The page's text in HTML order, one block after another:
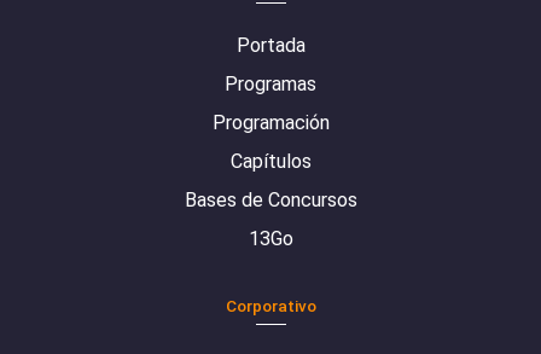
Portada
Programas
Programación
Capítulos
Bases de Concursos
13Go
Corporativo